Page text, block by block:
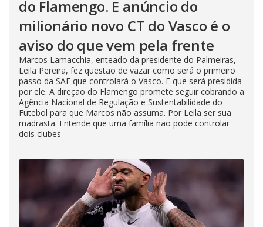
do Flamengo. E anúncio do
milionário novo CT do Vasco é o
aviso do que vem pela frente
Marcos Lamacchia, enteado da presidente do Palmeiras,
Leila Pereira, fez questão de vazar como será o primeiro
passo da SAF que controlará o Vasco. E que será presidida
por ele. A direção do Flamengo promete seguir cobrando a
Agência Nacional de Regulação e Sustentabilidade do
Futebol para que Marcos não assuma. Por Leila ser sua
madrasta. Entende que uma família não pode controlar
dois clubes